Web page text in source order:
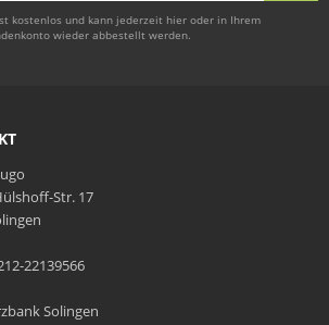
kostenlos und kann jederzeit hier oder in Ihrem
wieder abbestellt werden.
Str. 17
22139566
Solingen